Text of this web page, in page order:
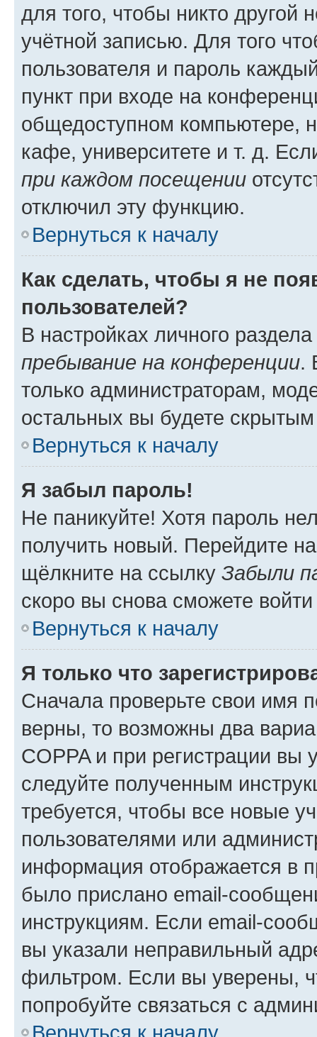
для того, чтобы никто другой
учётной записью. Для того
пользователя и пароль
пункт при входе на
общедоступном компьютере,
кафе, университете и т. д.
при каждом посещении
отключил эту функцию.
Вернуться к началу
Как сделать, чтобы я не
пользователей?
В настройках личного
пребывание на конференции.
только администраторам,
остальных вы будете
Вернуться к началу
Я забыл пароль!
Не паникуйте! Хотя пароль
получить новый. Перейдите
щёлкните на ссылку Забыли
скоро вы снова сможете
Вернуться к началу
Я только что
Сначала проверьте свои имя
верны, то возможны два
COPPA и при регистрации вы
следуйте полученным
требуется, чтобы все новые
пользователями или
информация отображается в
было прислано email-
инструкциям. Если email-
вы указали неправильный
фильтром. Если вы уверены,
попробуйте связаться с
Вернуться к началу